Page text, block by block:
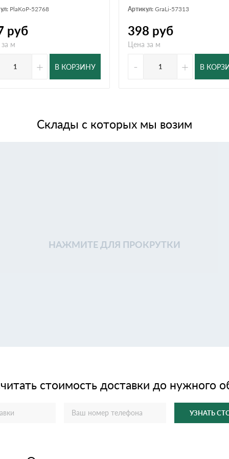
PlaKoP-52768
руб
м
+ В КОРЗИНУ
Артикул: GraLi-57313
398 руб
Цена за м
- + В
Склады с которых мы возим
НАЖМИТЕ ДЛЯ ПРОКРУТКИ
стоимость доставки до нужного
УЗНАТЬ